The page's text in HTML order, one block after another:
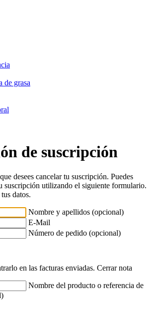
de grasa
de suscripción
desees cancelar tu suscripción. Puedes
suscripción utilizando el siguiente formulario.
datos.
Nombre y apellidos (opcional)
E-Mail
Número de pedido (opcional)
en las facturas enviadas. Cerrar nota
Nombre del producto o referencia de